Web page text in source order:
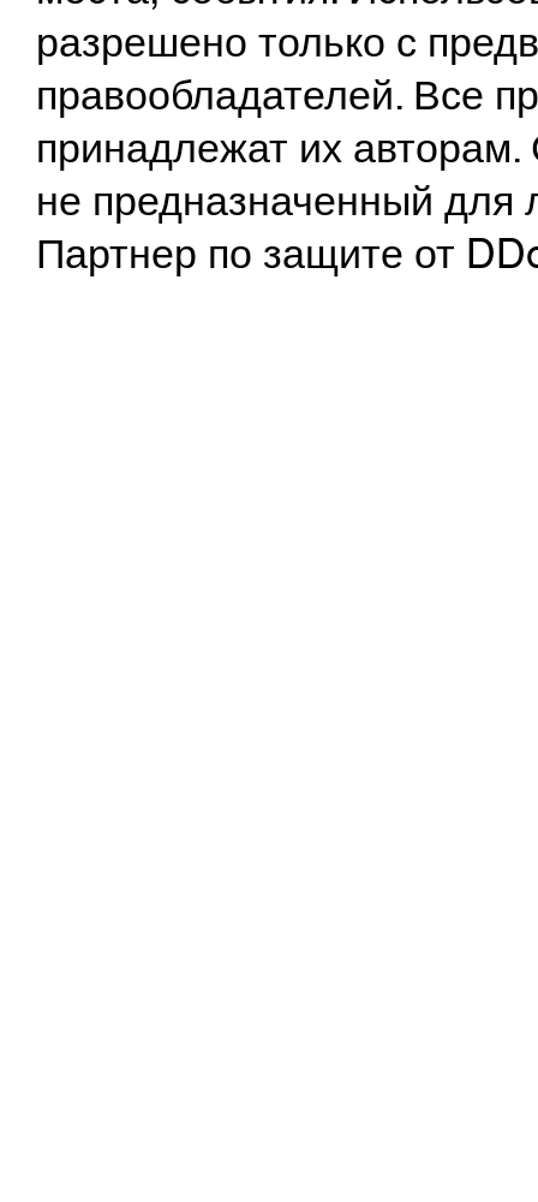
разрешено только с
правообладателей. Все
принадлежат их
не предназначенный
Партнер по защите от